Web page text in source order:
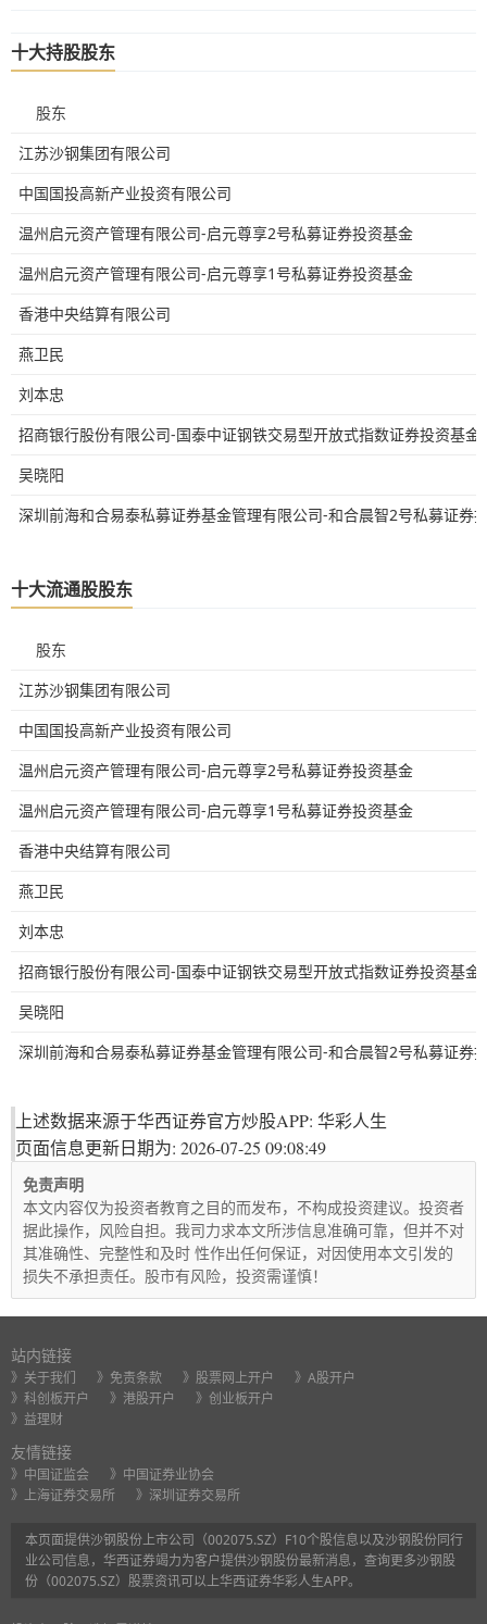
十大持股股东
股东
江苏沙钢集团有限公司
中国国投高新产业投资有限公司
温州启元资产管理有限公司-启元尊享2号私募证券投资基金
温州启元资产管理有限公司-启元尊享1号私募证券投资基金
香港中央结算有限公司
燕卫民
刘本忠
招商银行股份有限公司-国泰中证钢铁交易型开放式指数证券投资基金
吴晓阳
深圳前海和合易泰私募证券基金管理有限公司-和合晨智2号私募证券
十大流通股股东
股东
江苏沙钢集团有限公司
中国国投高新产业投资有限公司
温州启元资产管理有限公司-启元尊享2号私募证券投资基金
温州启元资产管理有限公司-启元尊享1号私募证券投资基金
香港中央结算有限公司
燕卫民
刘本忠
招商银行股份有限公司-国泰中证钢铁交易型开放式指数证券投资基金
吴晓阳
深圳前海和合易泰私募证券基金管理有限公司-和合晨智2号私募证券
上述数据来源于华西证券官方炒股APP: 华彩人生
页面信息更新日期为: 2026-07-25 09:08:49
免责声明
本文内容仅为投资者教育之目的而发布，不构成投资建议。投资者
据此操作，风险自担。我司力求本文所涉信息准确可靠，但并不对
其准确性、完整性和及时 性作出任何保证，对因使用本文引发的
损失不承担责任。股市有风险，投资需谨慎！
站内链接
》关于我们 》免责条款 》股票网上开户
》A股开户
》科创板开户
》港股开户
》创业板开户
》益理财
友情链接
》中国证监会
》中国证券业协会
》上海证券交易所
》深圳证券交易所
本页面提供沙钢股份上市公司（002075.SZ）F10个股信息以及沙钢股份同行
业公司信息，华西证券竭力为客户提供沙钢股份最新消息，查询更多沙钢股
份（002075.SZ）股票资讯可以上华西证券华彩人生APP。